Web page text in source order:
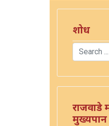
शोध
Search
राजवाडे
मुख्यपान